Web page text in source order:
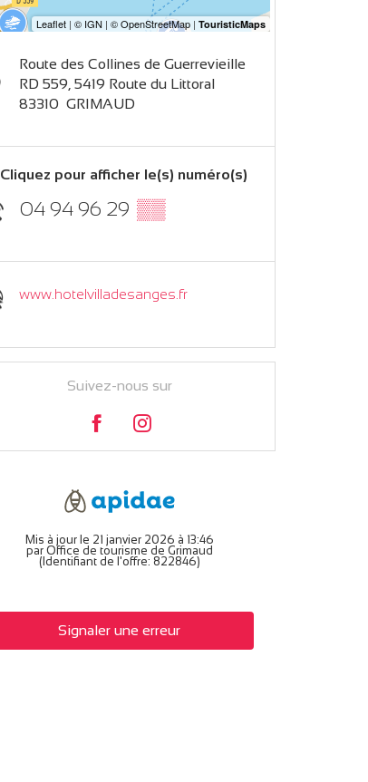
Route des Collines de Guerrevieille
RD 559, 5419 Route du Littoral
83310 GRIMAUD
Cliquez pour afficher le(s) numéro(s)
04 94 96 29 ▒▒
www.hotelvilladesanges.fr
Suivez-nous sur
Mis à jour le 21 janvier 2026 à 13:46
par Office de tourisme de Grimaud
(Identifiant de l'offre: 822846)
Signaler une erreur